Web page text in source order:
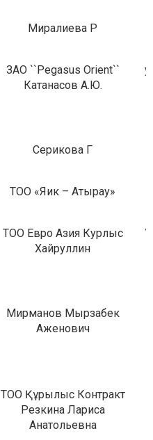
Миралиева Р
ЗAO ``Pegasus Orient``
Катанасов А.Ю.
Серикова Г
ТОО «Яик – Атырау»
ТОО Евро Азия Курлыс
Хайруллин
Мирманов Мырзабек
Аженович
ТОО Құрылыс Контракт
Резкина Лариса
Анатольевна